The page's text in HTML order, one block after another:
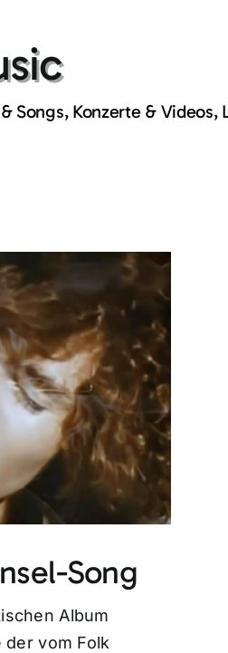
Songs, Konzerte &
Song
Album
der vom Folk